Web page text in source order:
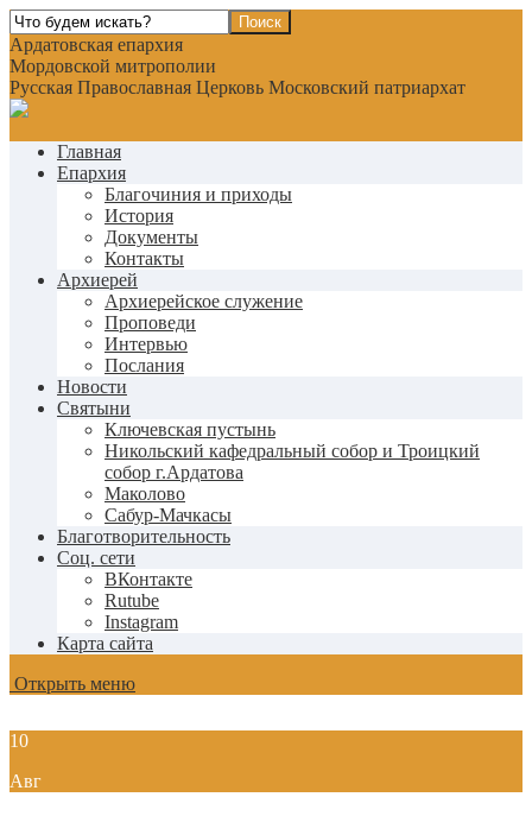
Ардатовская епархия
Мордовской митрополии
Русская Православная Церковь Московский патриархат
Главная
Епархия
Благочиния и приходы
История
Документы
Контакты
Архиерей
Архиерейское служение
Проповеди
Интервью
Послания
Новости
Святыни
Ключевская пустынь
Никольский кафедральный собор и Троицкий
собор г.Ардатова
Маколово
Сабур-Мачкасы
Благотворительность
Соц. сети
ВКонтакте
Rutube
Instagram
Карта сайта
Открыть меню
10
Авг